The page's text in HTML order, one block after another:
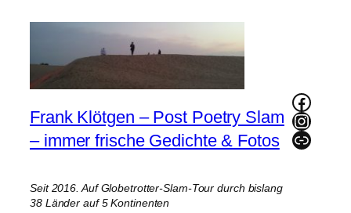
Frank Klötgen – Post Poetry Slam
– immer frische Gedichte & Fotos
Seit 2016. Auf Globetrotter-Slam-Tour durch bislang
38 Länder auf 5 Kontinenten
Link